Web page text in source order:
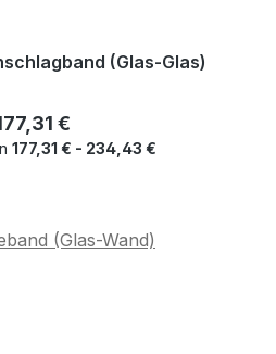
(Glas-Glas)
Preis:
€
177,31 € - 234,43 €